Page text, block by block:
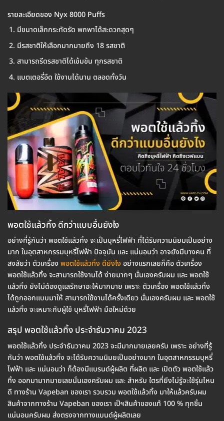
รายละเอียดของ Nyx 8000 Puffs
มีขนาดเล็กกระทัดรัด พกพาได้สะดวกสุดๆ
มีรสชาติให้เลือกมากมายถึง 18 รสชาติ
สามารถรีดรสชาติได้เข้มข้น ทุกรสชาติ
แบตเตอรี่อึด ใช้งานได้นาน ตลอดทั้งวัน
พอตใช้แล้วทิ้ง ดีกว่าแบบอื่นยังไง
อย่างที่รู้กันว่า พอตใช้แล้วทิ้ง จะเป็นบุหรี่ไฟฟ้า ที่ได้รับความนิยมเป็นอย่าง
มาก ในอุตสาหกรรมบุหรี่ไฟฟ้า ปัจจุบัน และ แน่นอนว่า อาจยังมีบางคน ที่
สงสัยว่า ตัวเครื่อง พอตใช้แล้วทิ้ง ดียังไง อย่างแรกเลยก็คือ ตัวเครื่อง
พอตใช้แล้วทิ้ง จะสามารถใช้งานได้ ง่ายมากๆ นั่นเองครับผม และ พอตใช้
แล้วทิ้ง ยังไม่ต้องดูแลรักษาอะให้มากมาย เพราะ ตัวเครื่อง พอตใช้แล้วทิ้ง
ได้ถูกออกแบบมาให้ สามารถใช้งานได้ครั้งเดียว นั่นเองครับผม และ พอตใช้
แล้วทิ้ง จะเหมาะกับผู้ใช้ บุหรี่ไฟฟ้า มือใหม่ด้วย
สรุป พอตใช้แล้วทิ้ง ประจำธันวาคม 2023
พอตใช้แล้วทิ้ง ประจำธันวาคม 2023 จะมีมากมายเลยครับ เพราะ อย่างที่รู้
กันว่า พอตใช้แล้วทิ้ง จะได้รับความนิมยเป็นอย่างมาก ในอุตสาหกรรมบุหรี่
ไฟฟ้า และ แน่นอนว่า ก็ต้องมีแบรนด์ผู้ผลิต ที่ผลิต และ เปิดตัว พอตใช้แล้ว
ทิ้ง ออกมามากมายเลยนั่นเองครับผม และ สำหรับ ใตรที่ยีงไม่รู้จะใช้รุ่นไหน
ดี ทางร้าน Vapeban ของเรา รวบรวม พอตใช้แล้วทิ้ง มาให้แล้วครับผม
สินค้าจากทางร้าน Vapeban ของเรา เป็ฯสินค้าของแท้ 100 % ทุกชิ้น
แน่นอนครับผม ส่งตรงจากทางแบนด์ผู้ผลิตเลย